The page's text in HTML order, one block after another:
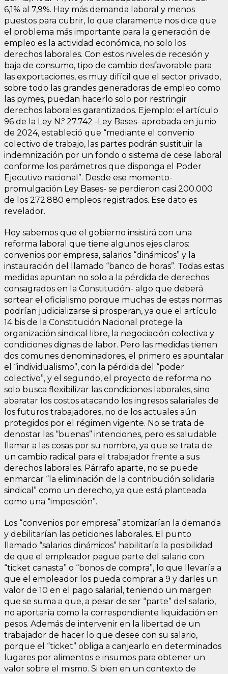
6,1% al 7,9%. Hay más demanda laboral y menos
puestos para cubrir, lo que claramente nos dice que
el problema más importante para la generación de
empleo es la actividad económica, no solo los
derechos laborales. Con estos niveles de recesión y
baja de consumo, tipo de cambio desfavorable para
las exportaciones, es muy difícil que el sector privado,
sobre todo las grandes generadoras de empleo como
las pymes, puedan hacerlo solo por restringir
derechos laborales garantizados. Ejemplo: el artículo
96 de la Ley N.º 27.742 -Ley Bases- aprobada en junio
de 2024, estableció que “mediante el convenio
colectivo de trabajo, las partes podrán sustituir la
indemnización por un fondo o sistema de cese laboral
conforme los parámetros que disponga el Poder
Ejecutivo nacional”. Desde ese momento-
promulgación Ley Bases- se perdieron casi 200.000
de los 272.880 empleos registrados. Ese dato es
revelador.
Hoy sabemos que el gobierno insistirá con una
reforma laboral que tiene algunos ejes claros:
convenios por empresa, salarios “dinámicos” y la
instauración del llamado “banco de horas”. Todas estas
medidas apuntan no solo a la pérdida de derechos
consagrados en la Constitución- algo que deberá
sortear el oficialismo porque muchas de estas normas
podrían judicializarse si prosperan, ya que el artículo
14 bis de la Constitución Nacional protege la
organización sindical libre, la negociación colectiva y
condiciones dignas de labor. Pero las medidas tienen
dos comunes denominadores, el primero es apuntalar
el “individualismo”, con la pérdida del “poder
colectivo”, y el segundo, el proyecto de reforma no
solo busca flexibilizar las condiciones laborales, sino
abaratar los costos atacando los ingresos salariales de
los futuros trabajadores, no de los actuales aún
protegidos por el régimen vigente. No se trata de
denostar las “buenas” intenciones, pero es saludable
llamar a las cosas por su nombre, ya que se trata de
un cambio radical para el trabajador frente a sus
derechos laborales. Párrafo aparte, no se puede
enmarcar “la eliminación de la contribución solidaria
sindical” como un derecho, ya que está planteada
como una “imposición”.
Los “convenios por empresa” atomizarían la demanda
y debilitarían las peticiones laborales. El punto
llamado “salarios dinámicos” habilitaría la posibilidad
de que el empleador pague parte del salario con
“ticket canasta” o “bonos de compra”, lo que llevaría a
que el empleador los pueda comprar a 9 y darles un
valor de 10 en el pago salarial, teniendo un margen
que se suma a que, a pesar de ser “parte” del salario,
no aportaría como la correspondiente liquidación en
pesos. Además de intervenir en la libertad de un
trabajador de hacer lo que desee con su salario,
porque el “ticket” obliga a canjearlo en determinados
lugares por alimentos e insumos para obtener un
valor sobre el mismo. Si bien en un contexto de